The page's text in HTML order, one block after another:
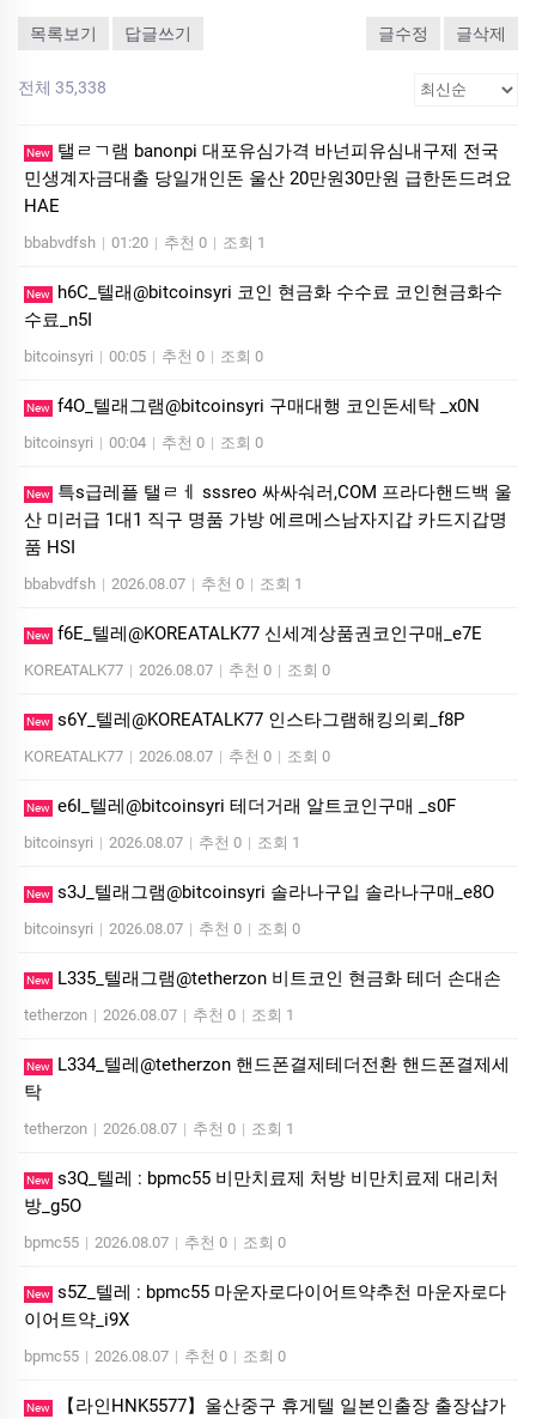
목록보기 답글쓰기 글수정 글삭제
전체 35,338
New
탤ㄹㄱ램 banonpi 대포유심가격 바넌피유심내구제 전국
민생계자금대출 당일개인돈 울산 20만원30만원 급한돈드려요
HAE
bbabvdfsh | 01:20 | 추천 0 | 조회 1
New
h6C_텔래@bitcoinsyri 코인 현금화 수수료 코인현금화수
수료_n5I
bitcoinsyri | 00:05 | 추천 0 | 조회 0
New f4O_텔래그램@bitcoinsyri 구매대행 코인돈세탁 _x0N
bitcoinsyri | 00:04 | 추천 0 | 조회 0
New
특s급레플 탤ㄹㅔ sssreo 싸싸숴러,COM 프라다핸드백 울
산 미러급 1대1 직구 명품 가방 에르메스남자지갑 카드지갑명
품 HSI
bbabvdfsh | 2026.08.07 | 추천 0 | 조회 1
New f6E_텔레@KOREATALK77 신세계상품권코인구매_e7E
KOREATALK77 | 2026.08.07 | 추천 0 | 조회 0
New s6Y_텔레@KOREATALK77 인스타그램해킹의뢰_f8P
KOREATALK77 | 2026.08.07 | 추천 0 | 조회 0
New e6I_텔레@bitcoinsyri 테더거래 알트코인구매 _s0F
bitcoinsyri | 2026.08.07 | 추천 0 | 조회 1
New s3J_텔래그램@bitcoinsyri 솔라나구입 솔라나구매_e8O
bitcoinsyri | 2026.08.07 | 추천 0 | 조회 0
New L335_텔래그램@tetherzon 비트코인 현금화 테더 손대손
tetherzon | 2026.08.07 | 추천 0 | 조회 1
New
L334_텔레@tetherzon 핸드폰결제테더전환 핸드폰결제세
탁
tetherzon | 2026.08.07 | 추천 0 | 조회 1
New s3Q_텔레 : bpmc55 비만치료제 처방 비만치료제 대리처
방_g5O
bpmc55 | 2026.08.07 | 추천 0 | 조회 0
New s5Z_텔레 : bpmc55 마운자로다이어트약추천 마운자로다
이어트약_i9X
bpmc55 | 2026.08.07 | 추천 0 | 조회 0
New
【라인HNK5577】울산중구 휴게텔 일본인출장 출장샵가